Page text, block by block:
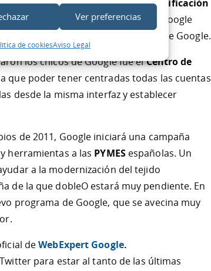
Ver preferencias
de cookiesAviso Legal
y exámenes del Programa de Certificación
reconocimiento mundial, en el que Google
en el uso de las herramientas de Google.
los chicos de Google fue elCentro de
que poder tener centradas todas las cuentas
desde la misma interfaz y establecer
de 2011, Google iniciará una campaña
herramientas a las PYMESespañolas. Un
a la modernización del tejido
de la que dobleO estará muy pendiente. En
programa de Google, que se avecina muy
deWebExpert Google.
para estar al tanto de las últimas